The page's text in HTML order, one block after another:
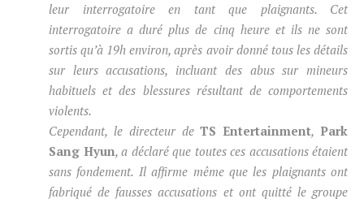
leur interrogatoire en tant que plaignants. Cet
interrogatoire a duré plus de cinq heure et ils ne sont
sortis qu’à 19h environ, après avoir donné tous les détails
sur leurs accusations, incluant des abus sur mineurs
habituels et des blessures résultant de comportements
violents.
Cependant, le directeur deTS Entertainment, Park
Sang Hyun, a déclaré que toutes ces accusations étaient
sans fondement. Il affirme même que les plaignants ont
fabriqué de fausses accusations et ont quitté le groupe